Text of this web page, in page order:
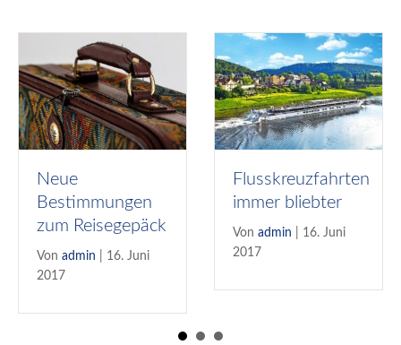
Neue
Bestimmungen
zum Reisegepäck
Von admin
16. Juni
2017
Flusskreuzfahrten
immer bliebter
Von admin
16. Juni
2017